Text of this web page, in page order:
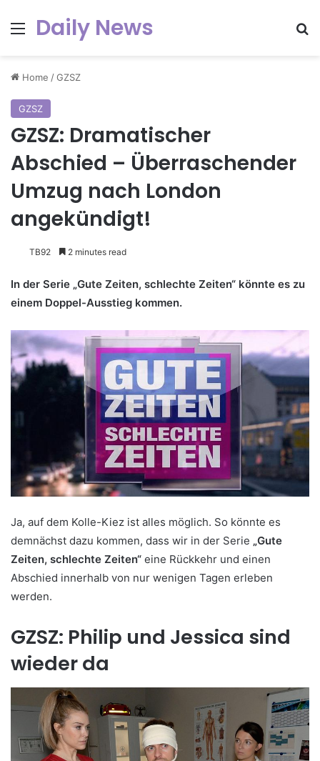
Menu
Daily News
Home /GZSZ
GZSZ
GZSZ: Dramatischer
Abschied – Überraschender
Umzug nach London
angekündigt!
TB92 2 minutes read
In der Serie „Gute Zeiten, schlechte Zeiten“ könnte es zu
einem Doppel-Ausstieg kommen.
Ja, auf dem Kolle-Kiez ist alles möglich. So könnte es
demnächst dazu kommen, dass wir in der Serie „Gute
Zeiten, schlechte Zeiten“ eine Rückkehr und einen
Abschied innerhalb von nur wenigen Tagen erleben
werden.
GZSZ: Philip und Jessica sind
wieder da